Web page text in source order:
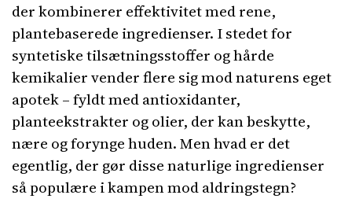
der kombinerer effektivitet med rene,
plantebaserede ingredienser. I stedet for
syntetiske tilsætningsstoffer og hårde
kemikalier vender flere sig mod naturens eget
apotek – fyldt med antioxidanter,
planteekstrakter og olier, der kan beskytte,
nære og forynge huden. Men hvad er det
egentlig, der gør disse naturlige ingredienser
så populære i kampen mod aldringstegn?